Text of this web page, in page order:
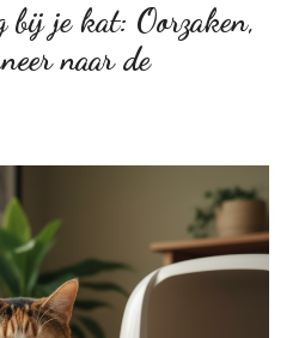
bij je kat: Oorzaken,
naar de